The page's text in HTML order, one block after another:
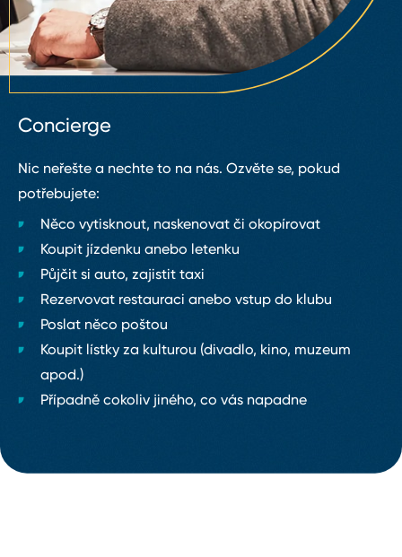
Concierge
Nic neřešte a nechte to na nás. Ozvěte se, pokud
potřebujete:
Něco vytisknout, naskenovat či okopírovat
Koupit jízdenku anebo letenku
Půjčit si auto, zajistit taxi
Rezervovat restauraci anebo vstup do klubu
Poslat něco poštou
Koupit lístky za kulturou (divadlo, kino, muzeum
apod.)
Případně cokoliv jiného, co vás napadne